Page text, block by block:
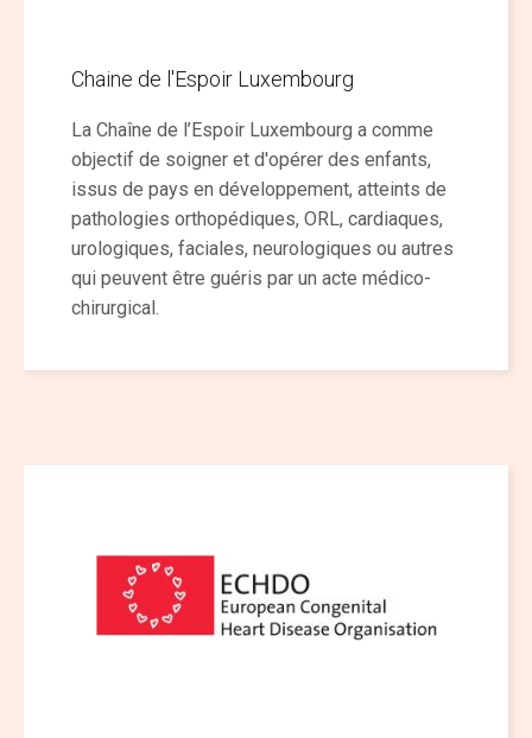
Chaine de l'Espoir Luxembourg
La Chaîne de l’Espoir Luxembourg a comme
objectif de soigner et d'opérer des enfants,
issus de pays en développement, atteints de
pathologies orthopédiques, ORL, cardiaques,
urologiques, faciales, neurologiques ou autres
qui peuvent être guéris par un acte médico-
chirurgical.